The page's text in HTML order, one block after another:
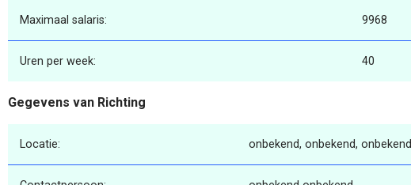
Maximaal salaris: 9968
Uren per week: 40
Gegevens van Richting
Locatie: onbekend, onbekend, onbekend